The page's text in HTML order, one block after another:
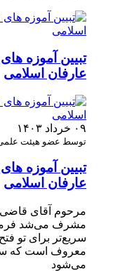
تبیین آموزه‌
عارفان اسلامی
۰۹ خرداد ۱۴۰۳
توسط عضو هیئت علمی
تبیین آموزه‌
عارفان اسلامی
مرحوم آقای قاضی
مشرف می‌شد
سریع‌تر برای تو
معروف است که
می‌شود